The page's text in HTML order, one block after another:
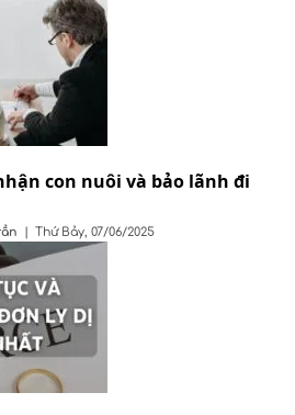
con nuôi và bảo lãnh đi
| Thứ Bảy, 07/06/2025